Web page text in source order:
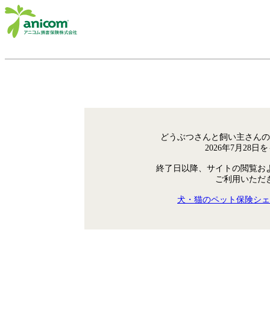
どうぶつさんと飼い主さん
2026年7月28日
終了日以降、サイトの閲覧お
ご利用いただ
犬・猫のペット保険シ